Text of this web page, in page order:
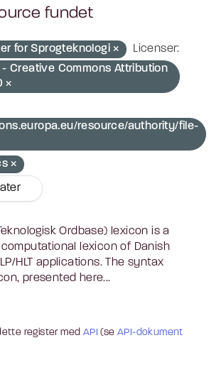
fundet
for Sprogteknologi
Licenser:
Creative Commons Attribution
resource/authority/file-
Ordbase) lexicon is a
lexicon of Danish
HLT applications. The syntax
presented here...
register med API (seAPI-dokument